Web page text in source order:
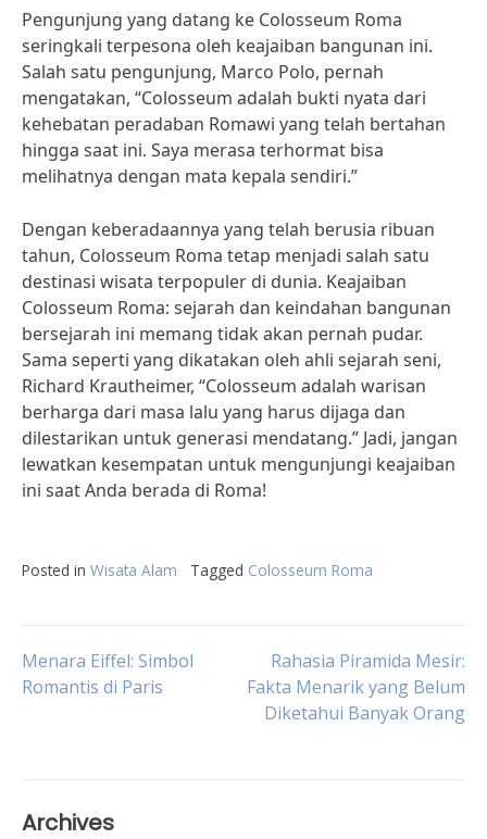
Pengunjung yang datang ke Colosseum Roma
seringkali terpesona oleh keajaiban bangunan ini.
Salah satu pengunjung, Marco Polo, pernah
mengatakan, “Colosseum adalah bukti nyata dari
kehebatan peradaban Romawi yang telah bertahan
hingga saat ini. Saya merasa terhormat bisa
melihatnya dengan mata kepala sendiri.”
Dengan keberadaannya yang telah berusia ribuan
tahun, Colosseum Roma tetap menjadi salah satu
destinasi wisata terpopuler di dunia. Keajaiban
Colosseum Roma: sejarah dan keindahan bangunan
bersejarah ini memang tidak akan pernah pudar.
Sama seperti yang dikatakan oleh ahli sejarah seni,
Richard Krautheimer, “Colosseum adalah warisan
berharga dari masa lalu yang harus dijaga dan
dilestarikan untuk generasi mendatang.” Jadi, jangan
lewatkan kesempatan untuk mengunjungi keajaiban
ini saat Anda berada di Roma!
Posted in Wisata Alam Tagged Colosseum Roma
Post
Menara Eiffel: Simbol
Romantis di Paris
Rahasia Piramida Mesir:
Fakta Menarik yang Belum
Diketahui Banyak Orang
Archives